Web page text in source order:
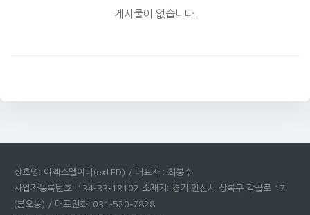
게시물이 없습니다.
상호명: 이엑스엘이디(exLED) / 대표자 : 최봉수
사업자등록번호: 134-33-18102 소재지: 경기 안산시 상록구 각골로 17
(본오동) / 대표전화: 031-520-7828